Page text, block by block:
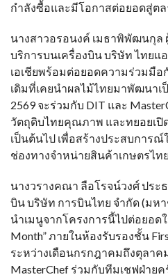
กำลังซื้อและมีโอกาสต่อยอดสู่ตล
นางสาวอรอนงค์ เมธาพิพัฒนกุล
บริการบนเครื่องบิน บริษัท ไทยแอ
เอเชียพร้อมต่อยอดความร่วมมื
เดิมที่เคยนำผลไม้ไทยมาพัฒนาเ
2569 จะร่วมกับ DIT และ
วัตถุดิบไทยคุณภาพ และทยอยเปิ
เป็นต้นไป เพื่อสร้างประสบการ
ช่องทางจำหน่ายสินค้าเกษตรไทย
นางวรางคณา ลือโรจน์วงศ์ ประ
บิน บริษัท การบินไทย จำกัด (มห
นำเมนูจากโครงการนี้ไปต่อยอด
Month” ภายในห้องรับรองชั้น
ระหว่างเดือนกรกฎาคมถึงตุลาค
MasterChef ร่วมกับทีมเชฟฝ่าย